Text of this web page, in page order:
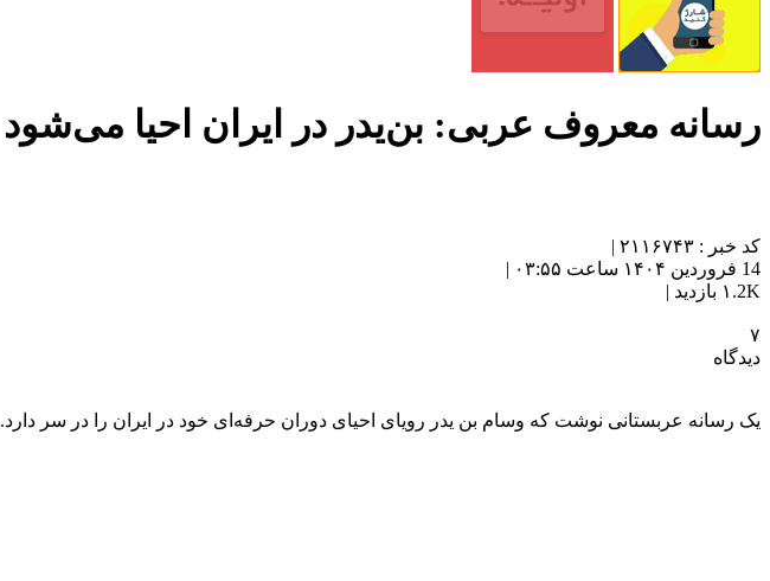
رسانه معروف عربی: بن‌یدر در ایران احیا می‌شود
کد خبر : ۲۱۱۶۷۴۳ |
14 فروردین ۱۴۰۴ ساعت ۰۳:۵۵ |
۱.2K بازدید |
۷
دیدگاه
یک رسانه عربستانی نوشت که وسام بن یدر رویای احیای دوران حرفه‌ای خود در ایران را در سر دارد.